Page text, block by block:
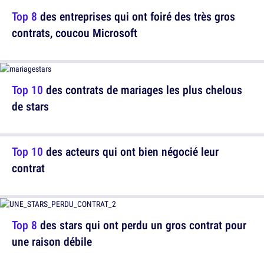
Top 8 des entreprises qui ont foiré des très gros
contrats, coucou Microsoft
Top 10 des acteurs qui ont bien négocié leur
contrat
Top 10 des contrats de mariages les plus chelous
de stars
Top 8 des stars qui ont perdu un gros contrat pour
une raison débile